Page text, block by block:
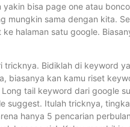
bisa page one atau
mungkin sama dengan kita.
halaman satu google.
tricknya. Bidiklah di keyword
biasanya kan kamu riset
tail keyword dari google
suggest. Itulah tricknya,
hanya 5 pencarian